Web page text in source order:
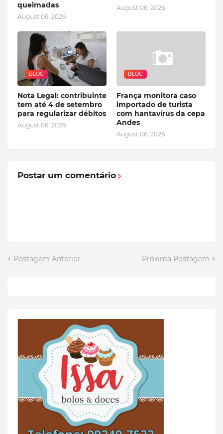
queimadas
August 06, 2026
August 06, 2026
BLOG
Nota Legal: contribuinte
tem até 4 de setembro
para regularizar débitos
August 06, 2026
BLOG
França monitora caso
importado de turista
com hantavírus da cepa
Andes
August 06, 2026
Postar um comentário
Postagem Anterior Próxima Postagem